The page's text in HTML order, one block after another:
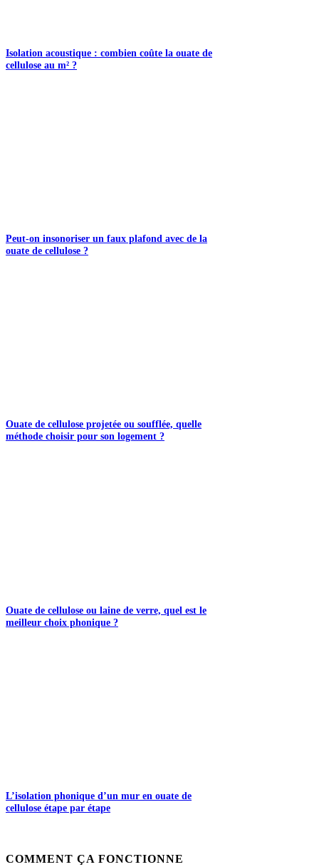
Isolation acoustique : combien coûte la ouate de
cellulose au m² ?
Peut-on insonoriser un faux plafond avec de la
ouate de cellulose ?
Ouate de cellulose projetée ou soufflée, quelle
méthode choisir pour son logement ?
Ouate de cellulose ou laine de verre, quel est le
meilleur choix phonique ?
L’isolation phonique d’un mur en ouate de
cellulose étape par étape
COMMENT ÇA FONCTIONNE